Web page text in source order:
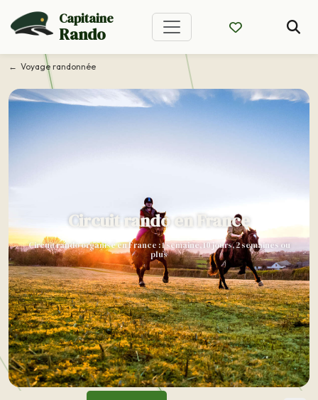
Capitaine
Rando
Voyage randonnée
Circuit rando en France
Circuit rando organisé en France : 1 semaine, 10 jours, 2 semaines ou
plus